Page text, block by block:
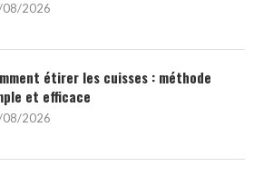
08/2026
étirer les cuisses : méthode
et efficace
08/2026